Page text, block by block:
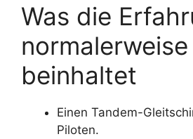
Was die
normalerweise
beinhaltet
Einen Tandem-
Piloten.